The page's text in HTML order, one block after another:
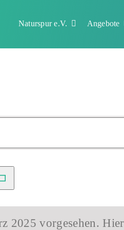
Naturspur e.V. Angebote
2025 vorgesehen.